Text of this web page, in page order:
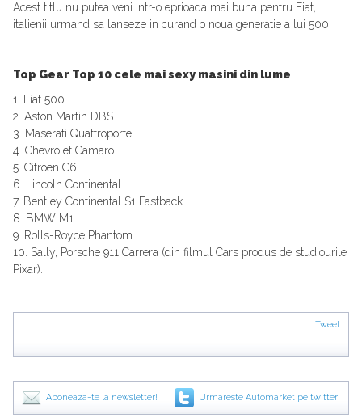
Acest titlu nu putea veni intr-o eprioada mai buna pentru Fiat,
italienii urmand sa lanseze in curand o noua generatie a lui 500.
Top Gear Top 10 cele mai sexy masini din lume
1. Fiat 500.
2. Aston Martin DBS.
3. Maserati Quattroporte.
4. Chevrolet Camaro.
5. Citroen C6.
6. Lincoln Continental.
7. Bentley Continental S1 Fastback.
8. BMW M1.
9. Rolls-Royce Phantom.
10. Sally, Porsche 911 Carrera (din filmul Cars produs de studiourile
Pixar).
Tweet
Aboneaza-te la newsletter! Urmareste Automarket pe twitter!